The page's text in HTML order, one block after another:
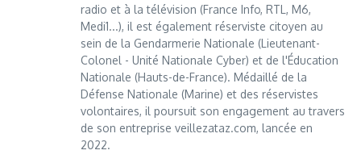
radio et à la télévision (France Info, RTL, M6,
Medi1...), il est également réserviste citoyen au
sein de la Gendarmerie Nationale (Lieutenant-
Colonel - Unité Nationale Cyber) et de l'Éducation
Nationale (Hauts-de-France). Médaillé de la
Défense Nationale (Marine) et des réservistes
volontaires, il poursuit son engagement au travers
de son entreprise veillezataz.com, lancée en
2022.